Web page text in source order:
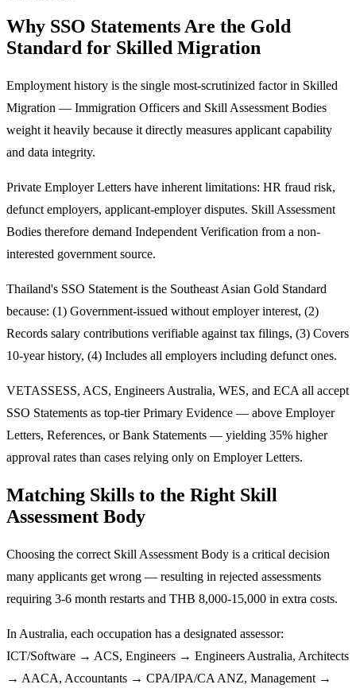
Why SSO Statements Are the Gold
Standard for Skilled Migration
Employment history is the single most-scrutinized factor in Skilled
Migration — Immigration Officers and Skill Assessment Bodies
weight it heavily because it directly measures applicant capability
and data integrity.
Private Employer Letters have inherent limitations: HR fraud risk,
defunct employers, applicant-employer disputes. Skill Assessment
Bodies therefore demand Independent Verification from a non-
interested government source.
Thailand's SSO Statement is the Southeast Asian Gold Standard
because: (1) Government-issued without employer interest, (2)
Records salary contributions verifiable against tax filings, (3) Covers
10-year history, (4) Includes all employers including defunct ones.
VETASSESS, ACS, Engineers Australia, WES, and ECA all accept
SSO Statements as top-tier Primary Evidence — above Employer
Letters, References, or Bank Statements — yielding 35% higher
approval rates than cases relying only on Employer Letters.
Matching Skills to the Right Skill
Assessment Body
Choosing the correct Skill Assessment Body is a critical decision
many applicants get wrong — resulting in rejected assessments
requiring 3-6 month restarts and THB 8,000-15,000 in extra costs.
In Australia, each occupation has a designated assessor:
ICT/Software → ACS, Engineers → Engineers Australia, Architects
→ AACA, Accountants → CPA/IPA/CA ANZ, Management →